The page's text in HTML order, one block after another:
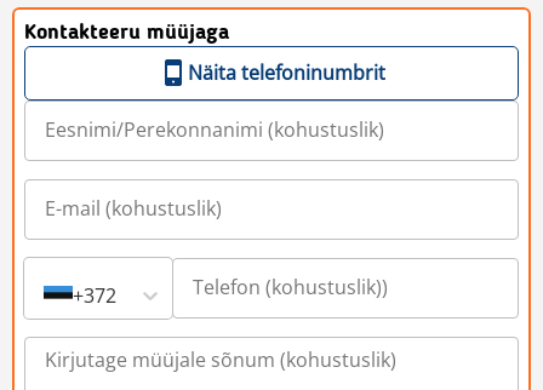
Kontakteeru müüjaga
Näita telefoninumbrit
+372